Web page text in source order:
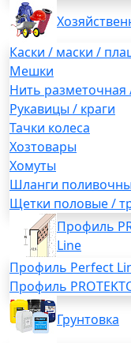
Каски / маски /
Мешки
Нить
Рукавицы / краги
Тачки колеса
Хозтовары
Хомуты
Шланги
Щетки половые /
Профиль
Line
Профиль Perfect
Профиль
Грунтовка